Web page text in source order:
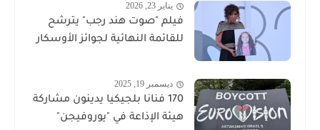
يناير 23, 2026
فيلم "صوت هند رجب" يترشح
للقائمة النهائية لجوائز الأوسكار
ديسمبر 19, 2025
170 فنانا بلجيكيا يدينون مشاركة
هيئة الإذاعة في "يوروفيجن"